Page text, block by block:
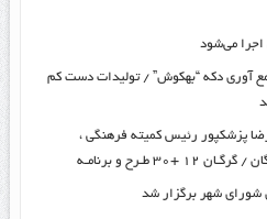
آوری دکه “بهکوش” / تولیدات دست کم
پزشکپور رئیس کمیته فرهنگی ،
طـرح و برنامـه
شهر برگزار شد